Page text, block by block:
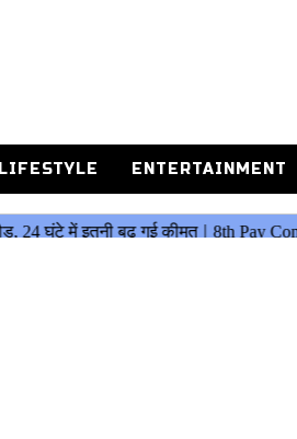
LIFESTYLE ENTERTAINMENT